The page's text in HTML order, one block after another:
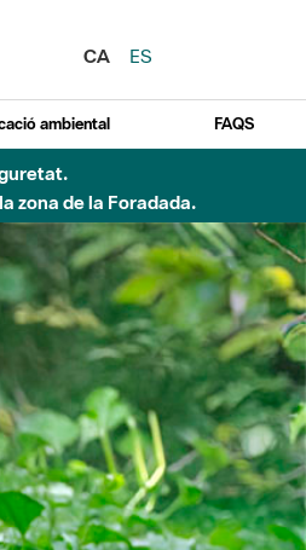
CA
ES
ambiental FAQS
zona de la Foradada.